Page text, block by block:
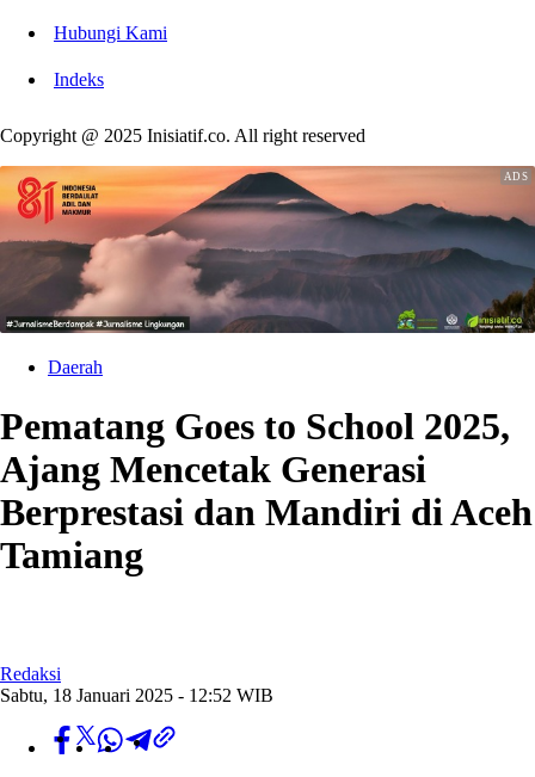
Hubungi Kami
Indeks
Copyright @ 2025 Inisiatif.co. All right reserved
Daerah
Pematang Goes to School 2025,
Ajang Mencetak Generasi
Berprestasi dan Mandiri di Aceh
Tamiang
Redaksi
Sabtu, 18 Januari 2025 - 12:52 WIB